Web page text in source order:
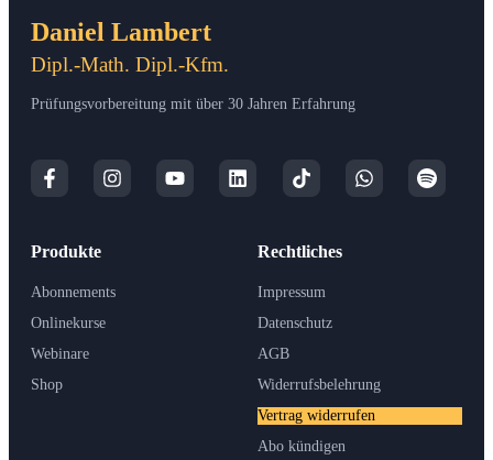
Daniel Lambert
Dipl.-Math. Dipl.-Kfm.
Prüfungsvorbereitung mit über 30 Jahren Erfahrung
Produkte
Abonnements
Onlinekurse
Webinare
Shop
Rechtliches
Impressum
Datenschutz
AGB
Widerrufsbelehrung
Vertrag widerrufen
Abo kündigen